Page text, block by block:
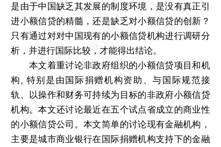
是由于中国缺乏其发展的制度环境，是没有真正引
进小额信贷的精髓，还是缺乏对小额信贷的创新？
只有通过对对中国现有的小额信贷机构进行调研分
析，并进行国际比较，才能得出结论。
本文着重讨论非政府组织的小额信贷项目和机
构, 特别是由国际捐赠机构资助、与国际规范接
轨、以操作和财务可持续为目标的非政府小额信贷
机构。本文还讨论最近在五个试点省成立的商业性
的小额信贷公司。本文简单的讨论现有金融机构，
主要是城市商业银行在国际捐赠机构支持下的金融